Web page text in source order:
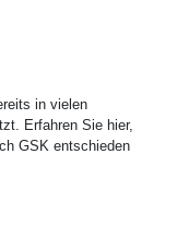
in vielen
Erfahren Sie hier,
GSK entschieden